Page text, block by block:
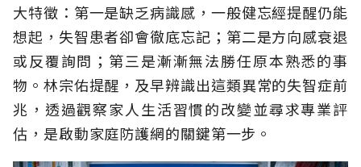
大特徵：第一是缺乏病識感，一般健忘經提醒仍能
想起，失智患者卻會徹底忘記；第二是方向感衰退
或反覆詢問；第三是漸漸無法勝任原本熟悉的事
物。林宗佑提醒，及早辨識出這類異常的失智症前
兆，透過觀察家人生活習慣的改變並尋求專業評
估，是啟動家庭防護網的關鍵第一步。